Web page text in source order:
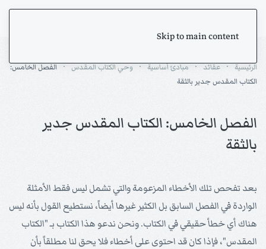
Skip to main content
الرئيسية عقائد مبادئ أساسية وحي الكتاب المقدس
الفصل الخامس:
الكتاب المقدس جدير بالثقة
الفصل الخامس: الكتاب المقدس جدير
بالثقة
بعد تفحص تلك الأخطاء المزعومة والتي تشمل ليس فقط الأمثلة
الواردة في الفصل السابق بل الكثير غيرها أيضاً، نستطيع القول بأنه ليس
هناك أي خطأ حقيقي في الكتاب. ونحن ندعو هذا الكتاب بـ "الكتاب
المقدس"، فإذا كان قد احتوى على أخطاء فلا يحق لنا مطلقاً بأن